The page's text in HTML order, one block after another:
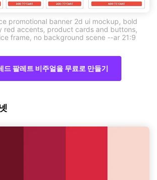
promotional banner 2d ui mockup, bold
red accents, product cards and buttons,
frame, no background scene --ar 21:9
드 팔레트 비주얼을 무료로 만들기